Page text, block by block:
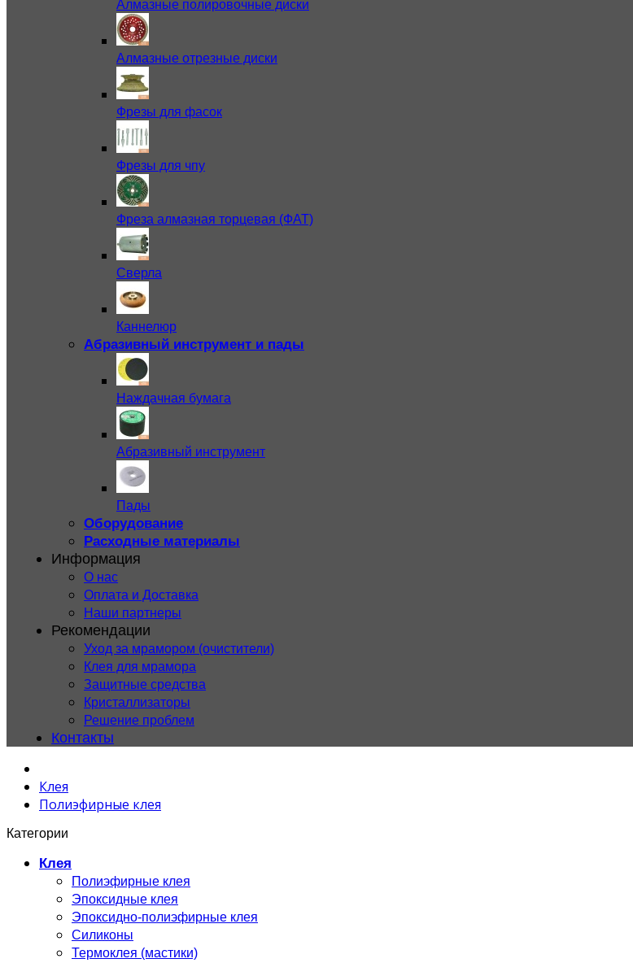
Алмазные полировочные диски
Алмазные отрезные диски
Фрезы для фасок
Фрезы для чпу
Фреза алмазная торцевая (ФАТ)
Сверла
Каннелюр
Абразивный инструмент и пады
Наждачная бумага
Абразивный инструмент
Пады
Оборудование
Расходные материалы
Информация
О нас
Оплата и Доставка
Наши партнеры
Рекомендации
Уход за мрамором (очистители)
Клея для мрамора
Защитные средства
Кристаллизаторы
Решение проблем
Контакты
Клея
Полиэфирные клея
Категории
Клея
Полиэфирные клея
Эпоксидные клея
Эпоксидно-полиэфирные клея
Силиконы
Термоклея (мастики)